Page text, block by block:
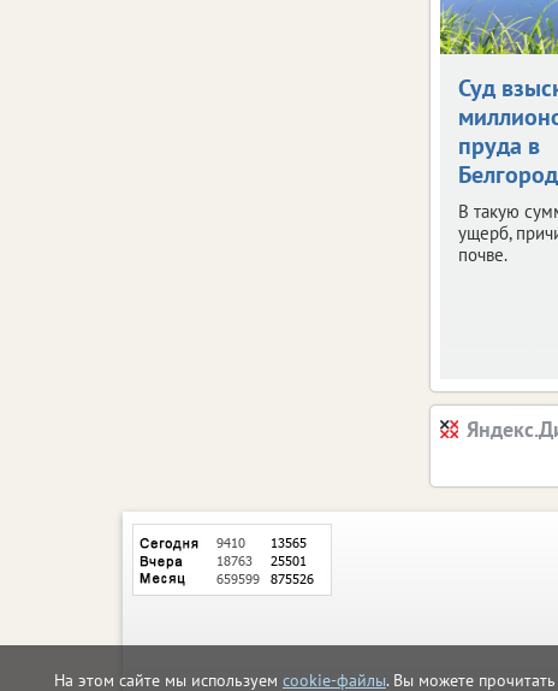
На этом сайте мы используем cookie-файлы. Вы можете
Суд
пруда в
В такую
ущерб,
почве.